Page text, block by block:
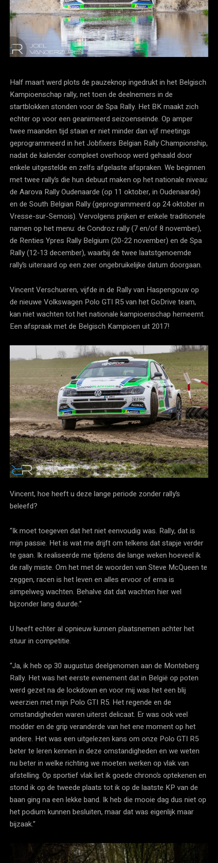
Half maart werd plots de pauzeknop ingedrukt in het Belgisch
Kampioenschap rally, net toen de deelnemers in de
startblokken stonden voor de Spa Rally. Het BK maakt zich
echter op voor een geanimeerd seizoenseinde. Op amper
twee maanden tijd staan er niet minder dan vijf meetings
geprogrammeerd in het Jobfixers Belgian Rally Championship,
nadat de kalender compleet overhoop werd gehaald door
enkele uitgestelde en zelfs afgelaste afspraken. We beginnen
met twee rally’s die hun debuut maken op het nationale niveau:
de Aarova Rally Oudenaarde (op 11 oktober, in Oudenaarde)
en de South Belgian Rally (geprogrammeerd op 24 oktober in
Vresse-sur-Semois). Vervolgens prijken er enkele traditionele
namen op het menu: de Condroz rally (7 en/of 8 november),
de Renties Ypres Rally Belgium (20-22 november) en de Spa
Rally (12-13 december), waarbij de twee laatstgenoemde
rally’s uiteraard op een zeer ongebruikelijke datum doorgaan.
Vincent Verschueren, vijfde in de Rally van Haspengouw op
de nieuwe Volkswagen Polo GTI R5 van het GoDrive team,
kan niet wachten tot het nationale kampioenschap herneemt.
Een afspraak met de Belgisch Kampioen uit 2017!
Vincent, hoe heeft u deze lange periode zonder rally’s
beleefd?
“Ik moet toegeven dat het niet eenvoudig was. Rally, dat is
mijn passie. Het is wat me drijft om telkens dat stapje verder
te gaan. Ik realiseerde me tijdens die lange weken hoeveel ik
de rally miste. Om het met de woorden van Steve McQueen te
zeggen, racen is het leven en alles ervoor of erna is
simpelweg wachten. Behalve dat dat wachten hier wel
bijzonder lang duurde.”
U heeft echter al opnieuw kunnen plaatsnemen achter het
stuur in competitie.
“Ja, ik heb op 30 augustus deelgenomen aan de Monteberg
Rally. Het was het eerste evenement dat in België op poten
werd gezet na de lockdown en voor mij was het een blij
weerzien met mijn Polo GTI R5. Het regende en de
omstandigheden waren uiterst delicaat. Er was ook veel
modder en de grip veranderde van het ene moment op het
andere. Het was een uitgelezen kans om onze Polo GTI R5
beter te leren kennen in deze omstandigheden en we weten
nu beter in welke richting we moeten werken op vlak van
afstelling. Op sportief vlak liet ik goede chrono’s optekenen en
stond ik op de tweede plaats tot ik op de laatste KP van de
baan ging na een lekke band. Ik heb die mooie dag dus niet op
het podium kunnen besluiten, maar dat was eigenlijk maar
bijzaak.”